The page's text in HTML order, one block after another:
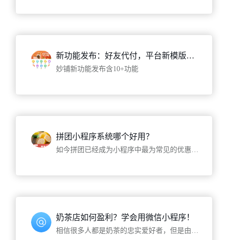
新功能发布：好友代付，平台新模版，店铺新模版，云上购物车等10+功能...
妙铺新功能发布含10+功能
拼团小程序系统哪个好用？
如今拼团已经成为小程序中最为常见的优惠活动，拼团小程序可以让用户在小程序中以参团或开团的形式进行购物，从而享受商品的折扣、免单等优惠，是当今最受欢迎的营销方式
奶茶店如何盈利？学会用微信小程序！
相信很多人都是奶茶的忠实爱好者，但是由于工作生活的忙碌，很多时候我们并不能到门店去购买，奶茶店的生意也会受到一定的影响。那么开发一个小程序，能够解决这个问题吗？答案是肯定的，